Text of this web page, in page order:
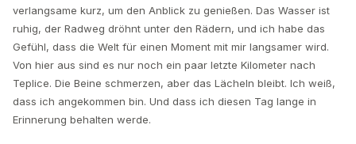
verlangsame kurz, um den Anblick zu genießen. Das Wasser ist
ruhig, der Radweg dröhnt unter den Rädern, und ich habe das
Gefühl, dass die Welt für einen Moment mit mir langsamer wird.
Von hier aus sind es nur noch ein paar letzte Kilometer nach
Teplice. Die Beine schmerzen, aber das Lächeln bleibt. Ich weiß,
dass ich angekommen bin. Und dass ich diesen Tag lange in
Erinnerung behalten werde.